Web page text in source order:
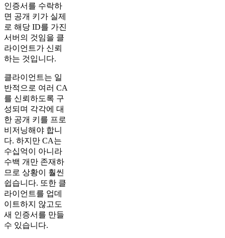
인증서를 수락하
면 공개 키가 실제
로 해당 ID를 가진
서버의 것임을 클
라이언트가 신뢰
하는 것입니다.
클라이언트는 일
반적으로 여러 CA
를 신뢰하도록 구
성되며 각각에 대
한 공개 키를 프로
비저닝해야 합니
다. 하지만 CA는
수십억이 아니라
수백 개만 존재하
므로 상황이 훨씬
쉽습니다. 또한 클
라이언트를 업데
이트하지 않고도
새 인증서를 만들
수 있습니다.